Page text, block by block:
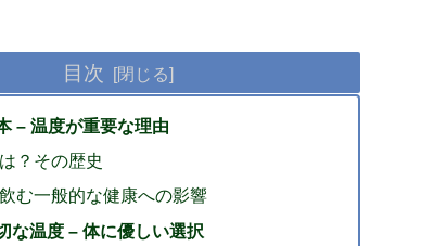
目次
– 温度が重要な理由
？その歴史
む一般的な健康への影響
な温度 – 体に優しい選択